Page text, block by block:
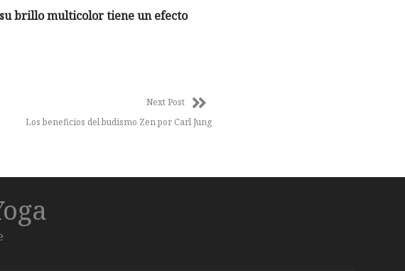
brillo multicolor tiene un efecto
Next Post
Los beneficios del budismo Zen por Carl Jung